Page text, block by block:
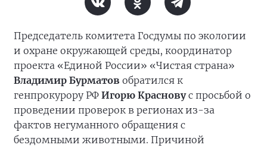
Председатель комитета Госдумы по экологии
и охране окружающей среды, координатор
проекта «Единой России» «Чистая страна»
Владимир Бурматов обратился к
генпрокурору РФ Игорю Красновус просьбой о
проведении проверок в регионах из-за
фактов негуманного обращения с
бездомными животными. Причиной